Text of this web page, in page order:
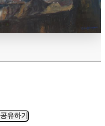
공유하기